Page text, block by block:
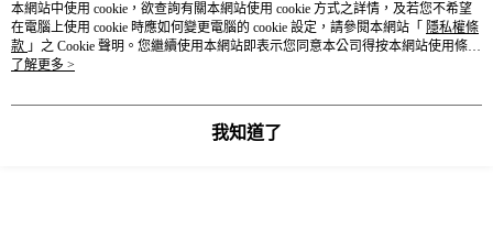
本網站中使用 cookie，欲查詢有關本網站使用 cookie 方式之詳情，及若您不希望
在電腦上使用 cookie 時應如何變更電腦的 cookie 設定，請參閱本網站「 隱私權條
款 」之 Cookie 聲明。您繼續使用本網站即表示您同意本公司得按本網站使用條款
之 Cookie 聲明使用 cookie。
了解更多 >
我知道了